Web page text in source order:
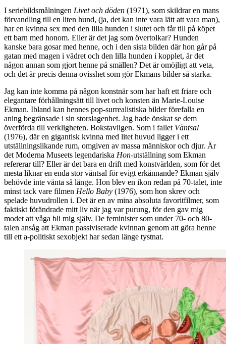
I seriebildsmålningen Livet och döden (1971), som skildrar en mans
förvandling till en liten hund, (ja, det kan inte vara lätt att vara man),
har en kvinna sex med den lilla hunden i slutet och får till på köpet
ett barn med honom. Eller är det jag som övertolkar? Hunden
kanske bara gosar med henne, och i den sista bilden där hon går på
gatan med magen i vädret och den lilla hunden i kopplet, är det
någon annan som gjort henne på smällen? Det är omöjligt att veta,
och det är precis denna ovisshet som gör Ekmans bilder så starka.
Jag kan inte komma på någon konstnär som har haft ett friare och
elegantare förhållningsätt till livet och konsten än Marie-Louise
Ekman. Ibland kan hennes pop-surrealistiska bilder förefalla en
aning begränsade i sin storslagenhet. Jag hade önskat se dem
överförda till verkligheten. Bokstavligen. Som i fallet Väntsal
(1976), där en gigantisk kvinna med litet huvud ligger i ett
utställningslikande rum, omgiven av massa människor och djur. Är
det Moderna Museets legendariska Hon-utställning som Ekman
refererar till? Eller är det bara en drift med konstvärlden, som för det
mesta liknar en enda stor väntsal för evigt erkännande? Ekman själv
behövde inte vänta så länge. Hon blev en ikon redan på 70-talet, inte
minst tack vare filmen Hello Baby (1976), som hon skrev och
spelade huvudrollen i. Det är en av mina absoluta favoritfilmer, som
faktiskt förändrade mitt liv när jag var purung, för den gav mig
modet att våga bli mig själv. De feminister som under 70- och 80-
talen ansåg att Ekman passiviserade kvinnan genom att göra henne
till ett a-politiskt sexobjekt har sedan länge tystnat.